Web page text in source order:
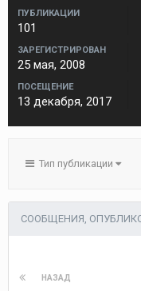
ПУБЛИКАЦИИ
101
ЗАРЕГИСТРИРОВАН
25 мая, 2008
ПОСЕЩЕНИЕ
13 декабря, 2017
Тип публикации
СООБЩЕНИЯ,
НАЗАД